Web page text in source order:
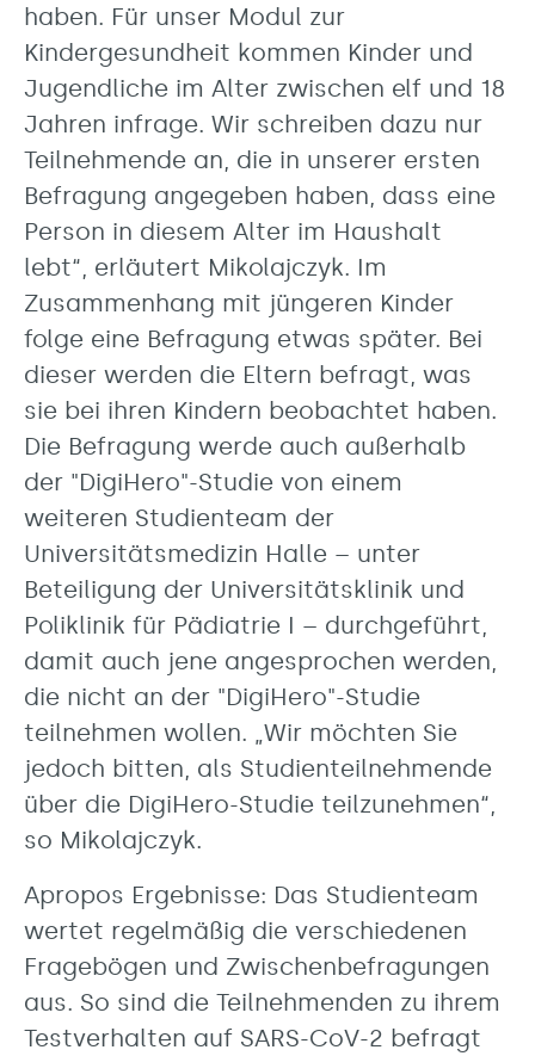
haben. Für unser Modul zur
Kindergesundheit kommen Kinder und
Jugendliche im Alter zwischen elf und 18
Jahren infrage. Wir schreiben dazu nur
Teilnehmende an, die in unserer ersten
Befragung angegeben haben, dass eine
Person in diesem Alter im Haushalt
lebt“, erläutert Mikolajczyk. Im
Zusammenhang mit jüngeren Kinder
folge eine Befragung etwas später. Bei
dieser werden die Eltern befragt, was
sie bei ihren Kindern beobachtet haben.
Die Befragung werde auch außerhalb
der "DigiHero"-Studie von einem
weiteren Studienteam der
Universitätsmedizin Halle – unter
Beteiligung der Universitätsklinik und
Poliklinik für Pädiatrie I – durchgeführt,
damit auch jene angesprochen werden,
die nicht an der "DigiHero"-Studie
teilnehmen wollen. „Wir möchten Sie
jedoch bitten, als Studienteilnehmende
über die DigiHero-Studie teilzunehmen“,
so Mikolajczyk.
Apropos Ergebnisse: Das Studienteam
wertet regelmäßig die verschiedenen
Fragebögen und Zwischenbefragungen
aus. So sind die Teilnehmenden zu ihrem
Testverhalten auf SARS-CoV-2 befragt